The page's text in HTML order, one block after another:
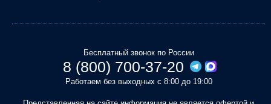
Бесплатный звонок по России
8 (800) 700-37-20
Работаем без выходных с 8:00 до 19:00